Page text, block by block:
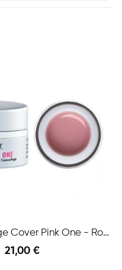
Gel Camouflage Cover Pink One - Rosa Coprente...
21,00 €